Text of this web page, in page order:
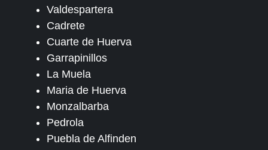
Valdespartera
Cadrete
Cuarte de Huerva
Garrapinillos
La Muela
Maria de Huerva
Monzalbarba
Pedrola
Puebla de Alfinden